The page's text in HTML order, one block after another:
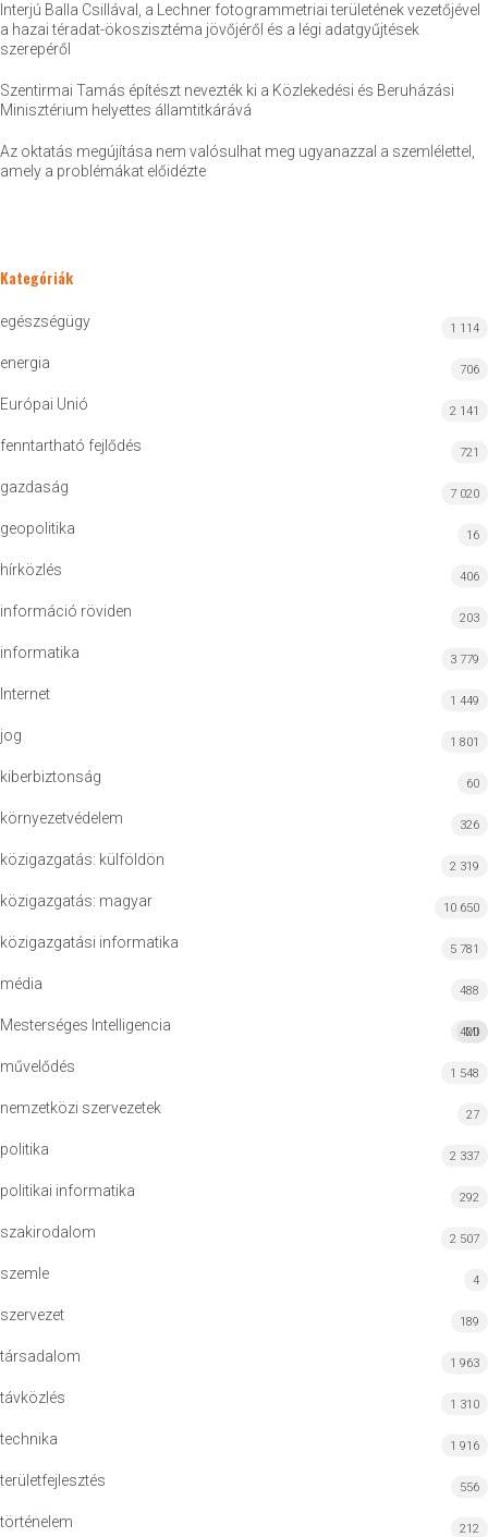
Interjú Balla Csillával, a Lechner fotogrammetriai területének vezetőjével
a hazai téradat-ökoszisztéma jövőjéről és a légi adatgyűjtések
szerepéről
Szentirmai Tamás építészt nevezték ki a Közlekedési és Beruházási
Minisztérium helyettes államtitkárává
Az oktatás megújítása nem valósulhat meg ugyanazzal a szemlélettel,
amely a problémákat előidézte
Kategóriák
egészségügy 1 114
energia 706
Európai Unió 2 141
fenntartható fejlődés 721
gazdaság 7 020
geopolitika 16
hírközlés 406
információ röviden 203
informatika 3 779
Internet 1 449
jog 1 801
kiberbiztonság 60
környezetvédelem 326
közigazgatás: külföldön 2 319
közigazgatás: magyar 10 650
közigazgatási informatika 5 781
média 488
Mesterséges Intelligencia MI
420
művelődés 1 548
nemzetközi szervezetek 27
politika 2 337
politikai informatika 292
szakirodalom 2 507
szemle 4
szervezet 189
társadalom 1 963
távközlés 1 310
technika 1 916
területfejlesztés 556
történelem 212